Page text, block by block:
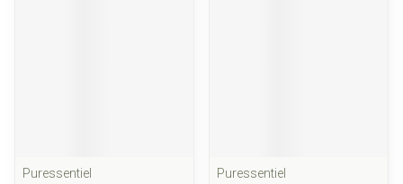
Puressentiel
Puressentiel